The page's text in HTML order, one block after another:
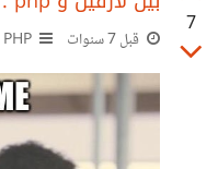
7
قبل 7 سنوات